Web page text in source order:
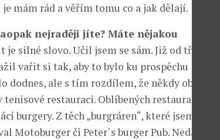
mám rád a věřím tomu co a jak dělají.
nejraději jíte? Máte nějakou
je silné slovo. Učil jsem se sám. Již od třetího
vařit si tak, aby to bylo ku prospěchu
ale s tím rozdílem, že někdy oběd
restauraci. Oblíbených restaurací mám
burgery. Z těch „burgráren“, které jsem
Motoburger či Peter`s burger Pub. Nedávno